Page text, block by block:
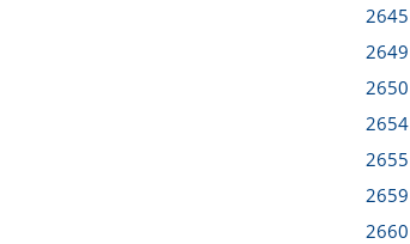
2645
2649
2650
2654
2655
2659
2660